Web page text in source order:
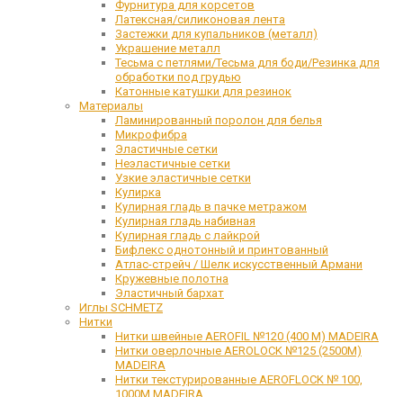
Фурнитура для корсетов
Латексная/силиконовая лента
Застежки для купальников (металл)
Украшение металл
Тесьма с петлями/Тесьма для боди/Резинка для
обработки под грудью
Катонные катушки для резинок
Материалы
Ламинированный поролон для белья
Микрофибра
Эластичные сетки
Неэластичные сетки
Узкие эластичные сетки
Кулирка
Кулирная гладь в пачке метражом
Кулирная гладь набивная
Кулирная гладь с лайкрой
Бифлекс однотонный и принтованный
Атлас-стрейч / Шелк искусственный Армани
Кружевные полотна
Эластичный бархат
Иглы SCHMETZ
Нитки
Нитки швейные AEROFIL №120 (400 М) MADEIRA
Нитки оверлочные AEROLOCK №125 (2500М)
MADEIRA
Нитки текстурированные AEROFLOCK № 100,
1000М MADEIRA